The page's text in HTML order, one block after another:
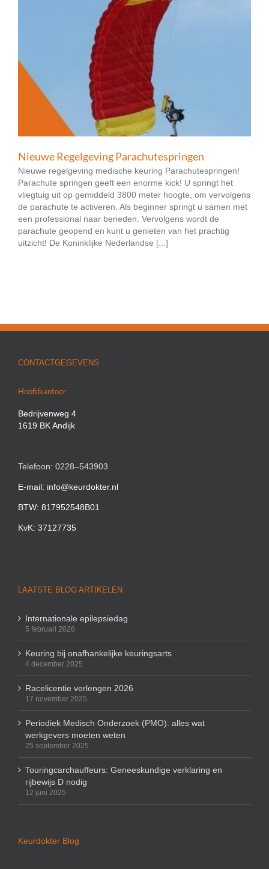
Nieuwe Regelgeving Parachutespringen
Nieuwe regelgeving medische keuring Parachutespringen!
Parachute springen geeft een enorme kick! U springt het
vliegtuig uit op gemiddeld 3800 meter hoogte, om vervolgens
de parachute te activeren. Als beginner springt u samen met
een professional naar beneden. Vervolgens wordt de
parachute geopend en kunt u genieten van het prachtig
uitzicht! De Koninklijke Nederlandse [...]
CONTACTGEGEVENS
Hoofdkantoor
Bedrijvenweg 4
1619 BK Andijk
Telefoon: 0228–543903
E-mail: info@keurdokter.nl
BTW: 817952548B01
KvK: 37127735
LAATSTE BLOG ARTIKELEN
Internationale epilepsiedag
5 februari 2026
Keuring bij onafhankelijke keuringsarts
4 december 2025
Racelicentie verlengen 2026
17 november 2025
Periodiek Medisch Onderzoek (PMO): alles wat
werkgevers moeten weten
25 september 2025
Touringcarchauffeurs: Geneeskundige verklaring en
rijbewijs D nodig
12 juni 2025
Keurdokter Blog